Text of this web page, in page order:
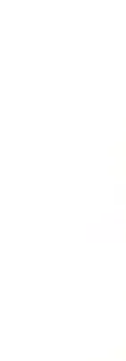
Girl
Chocolate
klasik takım
Düz